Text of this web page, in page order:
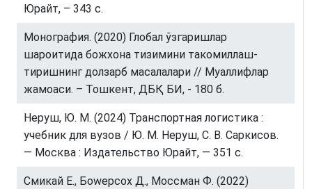
Юрайт, – 343 с.
Монография. (2020) Глобал ўзгаришлар
шароитида божхона тизимини такомиллаш-
тиришнинг долзарб масалалари // Муаллифлар
жамоаси. – Тошкент, ДБҚ БИ, - 180 б.
Неруш, Ю. М. (2024) Транспортная логистика :
учебник для вузов / Ю. М. Неруш, С. В. Саркисов.
— Москва : Издательство Юрайт, — 351 с.
Смикай Е., Боwерсох Д., Моссман Ф. (2022)